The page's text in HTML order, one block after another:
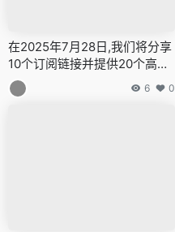
在2025年7月28日,我们将分享
10个订阅链接并提供20个高速
节点,全力打造免费的网络穿越
门户,v2ray,clash机场,科学上
6 0